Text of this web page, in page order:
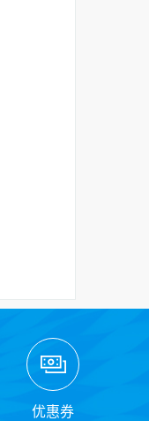
优惠券